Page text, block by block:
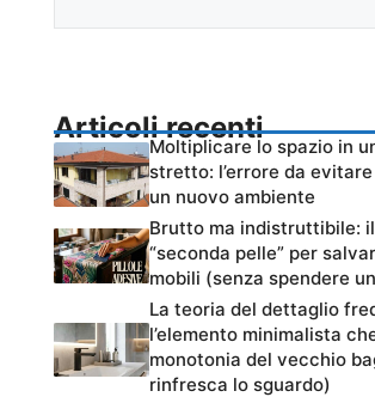
Articoli recenti
Moltiplicare lo spazio in
stretto: l’errore da
un nuovo ambiente
Brutto ma indistruttibile:
“seconda pelle” per
mobili (senza spendere
La teoria del dettaglio
l’elemento minimalista
monotonia del vecchio
rinfresca lo sguardo)